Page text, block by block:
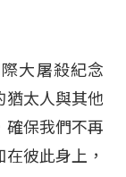
大屠殺紀念
猶太人與其他
確保我們不再
彼此身上，